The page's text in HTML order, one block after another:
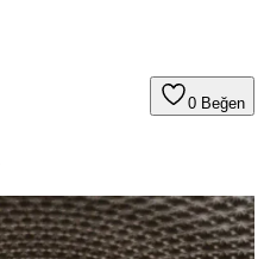
0 Beğen